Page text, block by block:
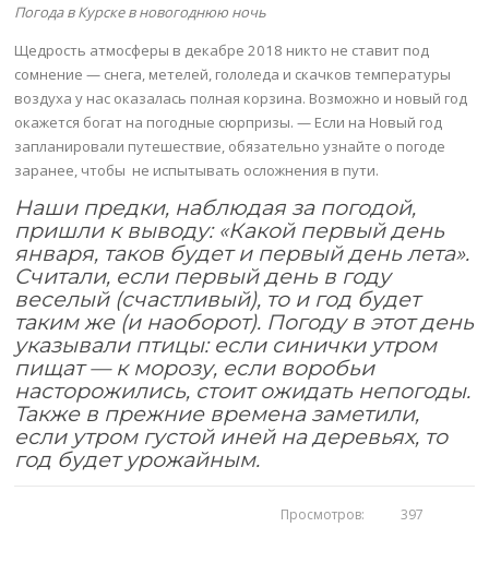
Погода в Курске в новогоднюю ночь
Щедрость атмосферы в декабре 2018 никто не ставит под
сомнение — снега, метелей, гололеда и скачков температуры
воздуха у нас оказалась полная корзина. Возможно и новый год
окажется богат на погодные сюрпризы. — Если на Новый год
запланировали путешествие, обязательно узнайте о погоде
заранее, чтобы не испытывать осложнения в пути.
Наши предки, наблюдая за погодой,
пришли к выводу: «Какой первый день
января, таков будет и первый день лета».
Считали, если первый день в году
веселый (счастливый), то и год будет
таким же (и наоборот). Погоду в этот день
указывали птицы: если синички утром
пищат — к морозу, если воробьи
насторожились, стоит ожидать непогоды.
Также в прежние времена заметили,
если утром густой иней на деревьях, то
год будет урожайным.
Просмотров: 397